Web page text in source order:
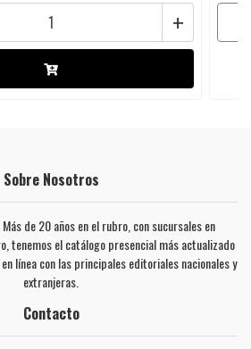
+
Sobre Nosotros
de 20 años en el rubro, con sucursales en
tenemos el catálogo presencial más actualizado
línea con las principales editoriales nacionales y
extranjeras.
Contacto